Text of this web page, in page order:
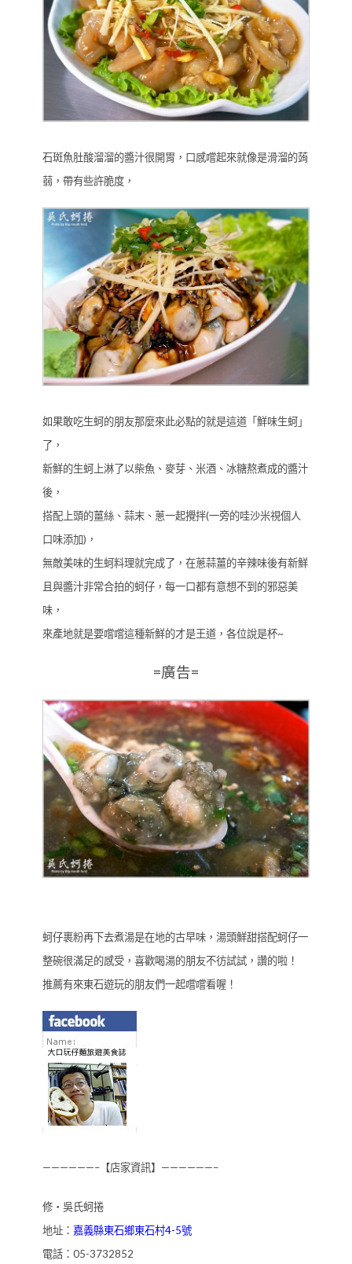
石斑魚肚酸溜溜的醬汁很開胃，口感嚐起來就像是滑溜的蒟
蒻，帶有些許脆度，
如果敢吃生蚵的朋友那麼來此必點的就是這道「鮮味生蚵」
了，
新鮮的生蚵上淋了以柴魚、麥芽、米酒、冰糖熬煮成的醬汁
後，
搭配上頭的薑絲、蒜末、蔥一起攪拌(一旁的哇沙米視個人
口味添加)，
無敵美味的生蚵料理就完成了，在蔥蒜薑的辛辣味後有新鮮
且與醬汁非常合拍的蚵仔，每一口都有意想不到的邪惡美
味，
來產地就是要嚐嚐這種新鮮的才是王道，各位說是杯~
=廣告=
蚵仔裹粉再下去煮湯是在地的古早味，湯頭鮮甜搭配蚵仔一
整碗很滿足的感受，喜歡喝湯的朋友不彷試試，讚的啦！
推薦有來東石遊玩的朋友們一起嚐嚐看喔！
——————–【店家資訊】——————–
修‧吳氏蚵捲
地址： 嘉義縣東石鄉東石村4-5號
電話：05-3732852